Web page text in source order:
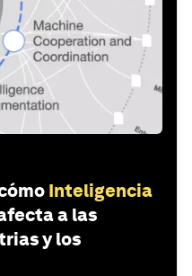
Inteligencia
a las
y los